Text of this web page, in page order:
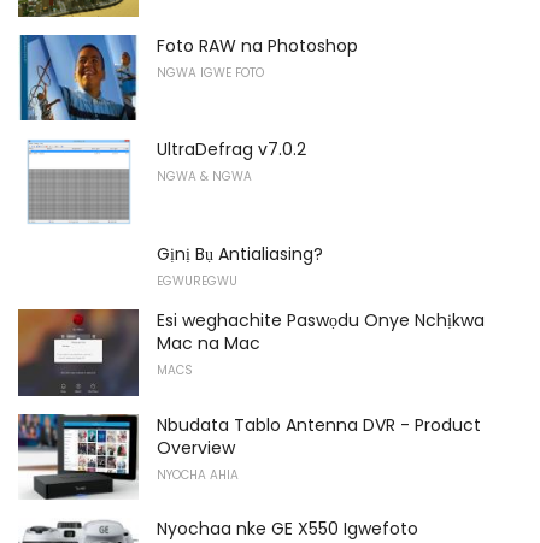
Foto RAW na Photoshop
NGWA IGWE FOTO
UltraDefrag v7.0.2
NGWA & NGWA
Gịnị Bụ Antialiasing?
EGWUREGWU
Esi weghachite Paswọdu Onye Nchịkwa
Mac na Mac
MACS
Nbudata Tablo Antenna DVR - Product
Overview
NYOCHA AHIA
Nyochaa nke GE X550 Igwefoto